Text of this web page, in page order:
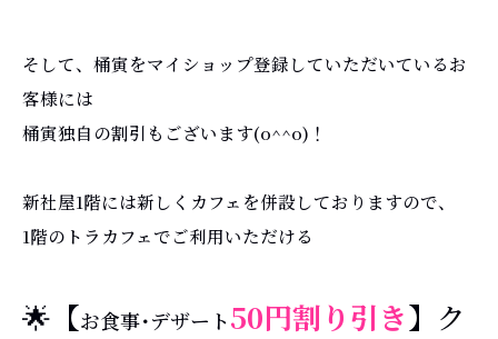
そして、桶寅をマイショップ登録していただいているお
客様には
桶寅独自の割引もございます(o^^o)！
新社屋1階には新しくカフェを併設しておりますので、
1階のトラカフェでご利用いただける
🌟【お食事･デザート50円割り引き】ク